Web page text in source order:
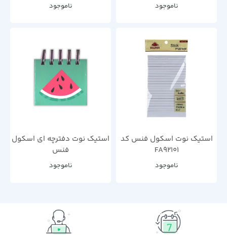
ناموجود ناموجود
استیک نوت اسکول فنس کد
FA92101
ناموجود
استیک نوت دفترچه ای اسکول
فنس
ناموجود